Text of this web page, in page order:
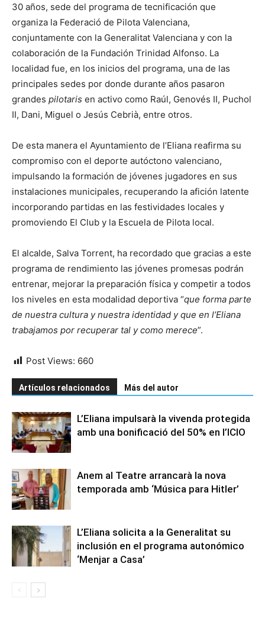
30 años, sede del programa de tecnificación que
organiza la Federació de Pilota Valenciana,
conjuntamente con la Generalitat Valenciana y con la
colaboración de la Fundación Trinidad Alfonso. La
localidad fue, en los inicios del programa, una de las
principales sedes por donde durante años pasaron
grandes pilotaris en activo como Raúl, Genovés II, Puchol
II, Dani, Miguel o Jesús Cebrià, entre otros.
De esta manera el Ayuntamiento de l’Eliana reafirma su
compromiso con el deporte autóctono valenciano,
impulsando la formación de jóvenes jugadores en sus
instalaciones municipales, recuperando la afición latente
incorporando partidas en las festividades locales y
promoviendo El Club y la Escuela de Pilota local.
El alcalde, Salva Torrent, ha recordado que gracias a este
programa de rendimiento las jóvenes promesas podrán
entrenar, mejorar la preparación física y competir a todos
los niveles en esta modalidad deportiva “que forma parte
de nuestra cultura y nuestra identidad y que en l’Eliana
trabajamos por recuperar tal y como merece”.
Post Views: 660
Artículos relacionados Más del autor
L’Eliana impulsarà la vivenda protegida
amb una bonificació del 50% en l’ICIO
Anem al Teatre arrancarà la nova
temporada amb ‘Música para Hitler’
L’Eliana solicita a la Generalitat su
inclusión en el programa autonómico
‘Menjar a Casa’